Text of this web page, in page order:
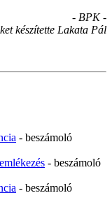
- BPK -
készítette Lakata Pál
- beszámoló
- beszámoló
- beszámoló